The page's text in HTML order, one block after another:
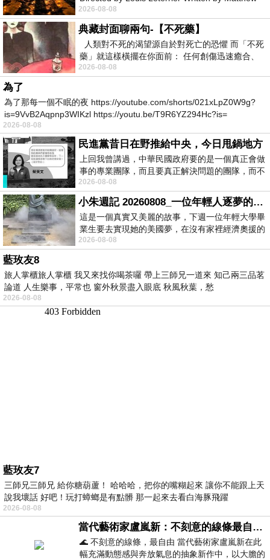
Robinson Starring Greta Lee Wa
2026-08-08
典藏封面聊兩句-【不死藥】
人類對不死的渴望源自於對死亡的恐懼 而「不死
藥」就這樣橫擺在你面前： 任何創傷迅速癒合、
停止衰老、痛覺消失…堪
2026-08-08
為了
為了那每一個不眠的夜 https://youtube.com/shorts/021xLpZ0W9g?
is=9VvB2Aqpnp3WIKzl https://youtu.be/T9R6YZ294Hc?is=
2026-08-08
民進黨昔日在野推給中央，今日甩鍋地方
上回我曾講過，中華民國政府要的是一個真正會做
事的專業團隊，而且要真正解決問題的團隊，而不
是只會到處甩鍋的雙標團隊，最近民進黨
2026-08-08
小朱週記 20260808_一位年輕人逐夢的真實故事
這是一個真實又美麗的故事，下週一位年輕大學畢
業生要去實現她的美國夢，在沒有家裡經濟奧援的
情況下，靠著自我努力工作累積出國基
2026-08-08
藍玫友8
旅人掌櫃旅人掌櫃 我又來找你喝茶囉 帶上三師兄一道來 知己兩三品茗
論道 人生樂事，平常也 窗外秋景盡入眼底 秋風秋葉，愁
2026-08-08
藍玫友7
三師兄三師兄 給你糖葫蘆！ 哈哈哈，把你的嘴糊起來 讓你不能跟上天
說我壞話 好吧！玩打蟑螂是有點髒 那一起來去看白海豚飛躍
2026-08-08
當代藝術家盧嵐新：不刻意的線條最自由，讓色彩流動、筆觸自己說話
🌊 不刻意的線條，最自由 當代藝術家盧嵐新在此
幅充滿動態感與奔放氣息的抽象新作中，以大膽的